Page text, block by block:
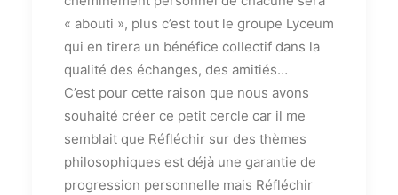
« abouti », plus c’est tout le groupe Lyceum
qui en tirera un bénéfice collectif dans la
qualité des échanges, des amitiés…
C’est pour cette raison que nous avons
souhaité créer ce petit cercle car il me
semblait que Réfléchir sur des thèmes
philosophiques est déjà une garantie de
progression personnelle mais Réfléchir